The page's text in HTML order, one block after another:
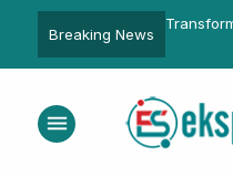
Breaking News
menu